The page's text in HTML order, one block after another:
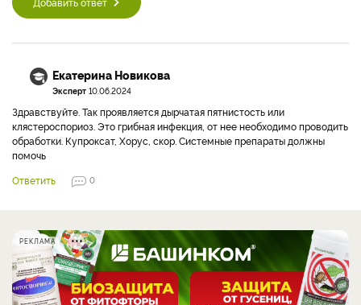
Екатерина Новикова
Эксперт 10.06.2024
Здравствуйте. Так проявляется дырчатая пятнистость или
клястероспориоз. Это грибная инфекция, от нее необходимо проводить
обработки. Купроксат, Хорус, скор. Системные препараты должны
помочь
Ответить
0
РЕКЛАМА